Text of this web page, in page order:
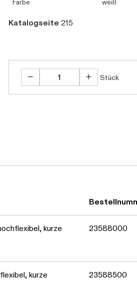
Farbe weiß
Katalogseite 215
Stück
kurze
23588000
kurze
23588500